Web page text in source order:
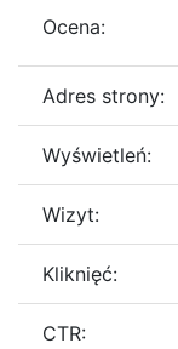
Ocena:
Adres strony:
Wyświetleń:
Wizyt:
Kliknięć:
CTR: